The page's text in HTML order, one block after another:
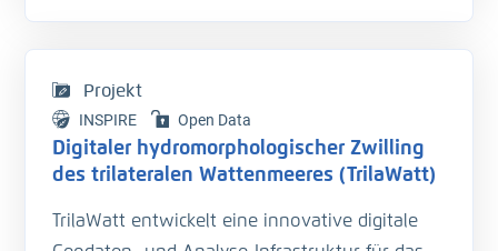
der Entwässerung des Hinterlandes führt. Das
Kooperationsprojekt „Zukunft Eider“ wurde
geschaffen um Vorarbeiten zu leisten, welche
Anpassungen und Erweiterungen der
Projekt
INSPIRE Open Data
Digitaler hydromorphologischer Zwilling
des trilateralen Wattenmeeres (TrilaWatt)
TrilaWatt entwickelt eine innovative digitale